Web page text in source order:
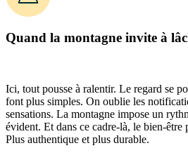
Quand la montagne invite à
Ici, tout pousse à ralentir. Le regard se
font plus simples. On oublie les
sensations. La montagne impose un
évident. Et dans ce cadre-là, le bien-être
Plus authentique et plus durable.